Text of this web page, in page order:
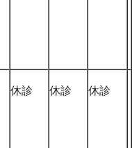
休診 休診 休診